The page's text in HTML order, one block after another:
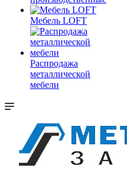
Мебель LOFT
Распродажа
металлической
мебели